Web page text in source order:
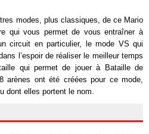
modes, plus classiques, de ce Mario
qui vous permet de vous entraîner à
circuit en particulier, le mode VS qui
l’espoir de réaliser le meilleur temps
qui permet de jouer à Bataille de
arènes ont été créées pour ce mode,
dont elles portent le nom.